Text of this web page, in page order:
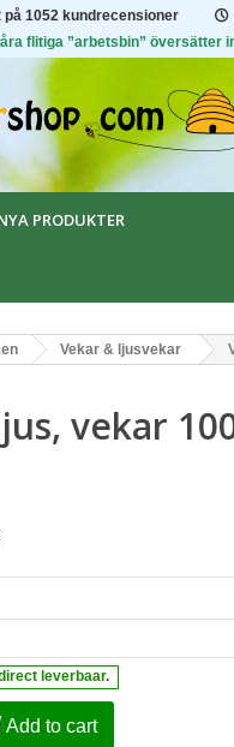
på 1052 kundrecensioner
flitiga ”arbetsbin” översätter
PRODUKTER
Vekar & ljusvekar
vekar
leverbaar.
Add to cart